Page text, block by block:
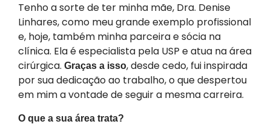
Tenho a sorte de ter minha mãe, Dra. Denise
Linhares, como meu grande exemplo profissional
e, hoje, também minha parceira e sócia na
clínica. Ela é especialista pela USP e atua na área
cirúrgica. Graças a isso, desde cedo, fui inspirada
por sua dedicação ao trabalho, o que despertou
em mim a vontade de seguir a mesma carreira.
O que a sua área trata?